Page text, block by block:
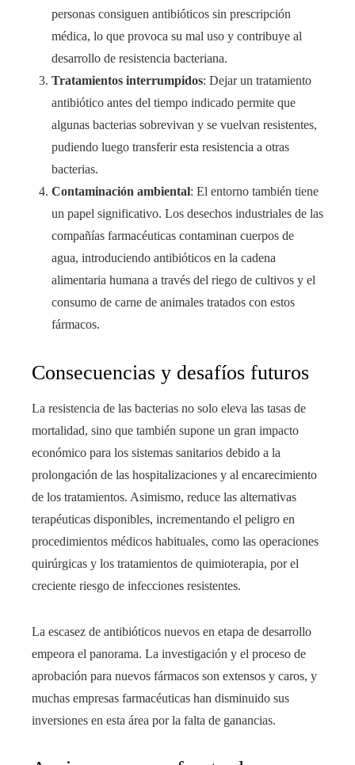
personas consiguen antibióticos sin prescripción
médica, lo que provoca su mal uso y contribuye al
desarrollo de resistencia bacteriana.
Tratamientos interrumpidos: Dejar un tratamiento
antibiótico antes del tiempo indicado permite que
algunas bacterias sobrevivan y se vuelvan resistentes,
pudiendo luego transferir esta resistencia a otras
bacterias.
Contaminación ambiental: El entorno también tiene
un papel significativo. Los desechos industriales de las
compañías farmacéuticas contaminan cuerpos de
agua, introduciendo antibióticos en la cadena
alimentaria humana a través del riego de cultivos y el
consumo de carne de animales tratados con estos
fármacos.
Consecuencias y desafíos futuros
La resistencia de las bacterias no solo eleva las tasas de
mortalidad, sino que también supone un gran impacto
económico para los sistemas sanitarios debido a la
prolongación de las hospitalizaciones y al encarecimiento
de los tratamientos. Asimismo, reduce las alternativas
terapéuticas disponibles, incrementando el peligro en
procedimientos médicos habituales, como las operaciones
quirúrgicas y los tratamientos de quimioterapia, por el
creciente riesgo de infecciones resistentes.
La escasez de antibióticos nuevos en etapa de desarrollo
empeora el panorama. La investigación y el proceso de
aprobación para nuevos fármacos son extensos y caros, y
muchas empresas farmacéuticas han disminuido sus
inversiones en esta área por la falta de ganancias.